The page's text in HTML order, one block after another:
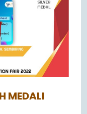
MEDALI